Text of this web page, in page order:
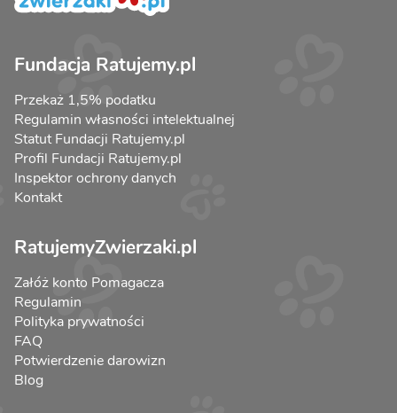
Fundacja Ratujemy.pl
Przekaż 1,5% podatku
Regulamin własności intelektualnej
Statut Fundacji Ratujemy.pl
Profil Fundacji Ratujemy.pl
Inspektor ochrony danych
Kontakt
RatujemyZwierzaki.pl
Załóż konto Pomagacza
Regulamin
Polityka prywatności
FAQ
Potwierdzenie darowizn
Blog